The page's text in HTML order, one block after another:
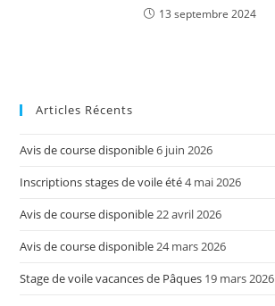
13 septembre 2024
Articles Récents
Avis de course disponible6 juin 2026
Inscriptions stages de voile été4 mai 2026
Avis de course disponible22 avril 2026
Avis de course disponible24 mars 2026
Stage de voile vacances de Pâques 19 mars 2026